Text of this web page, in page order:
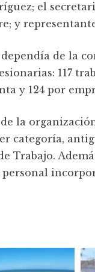
el
y
de la
117
y 124 por
la
categoría,
Trabajo.